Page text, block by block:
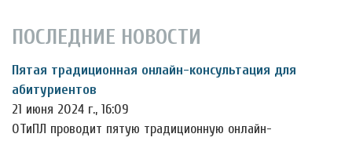
ПОСЛЕДНИЕ НОВОСТИ
Пятая традиционная онлайн-консультация для
абитуриентов
21 июня 2024 г., 16:09
ОТиПЛ проводит пятую традиционную онлайн-